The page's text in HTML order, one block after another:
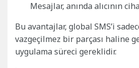
Mesajlar, anında alıcının
Bu avantajlar, global SMS’i
vazgeçilmez bir parçası haline
uygulama süreci gereklidir.